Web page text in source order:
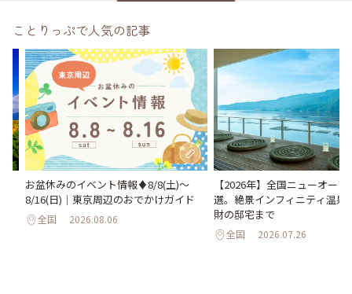
ことりっぷで人気の記事
お盆休みのイベント情報♦︎8/8(土)〜
8/16(日)｜東京周辺のおでかけガイド
全国 2026.08.06
【2026年】全国ニューオー
選。絶景インフィニティ温泉
財の邸宅まで
全国 2026.07.26